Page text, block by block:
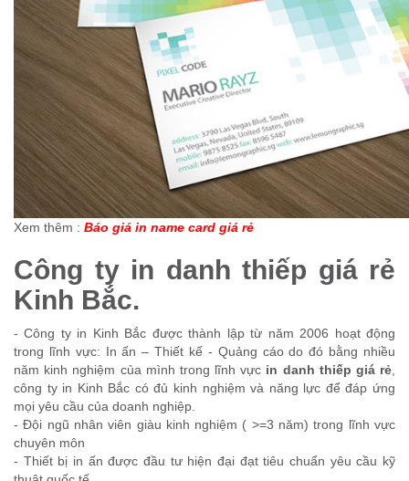
Xem thêm : Báo giá in name card giá rẻ
Công ty in danh thiếp giá rẻ
Kinh Bắc.
- Công ty in Kinh Bắc được thành lập từ năm 2006 hoạt động
trong lĩnh vực: In ấn – Thiết kế - Quảng cáo do đó bằng nhiều
năm kinh nghiệm của mình trong lĩnh vực in danh thiếp giá rẻ
công ty in Kinh Bắc có đủ kinh nghiệm và năng lực để đáp ứng
mọi yêu cầu của doanh nghiệp.
- Đội ngũ nhân viên giàu kinh nghiệm ( >=3 năm) trong lĩnh vực
chuyên môn
- Thiết bị in ấn được đầu tư hiện đại đạt tiêu chuẩn yêu cầu kỹ